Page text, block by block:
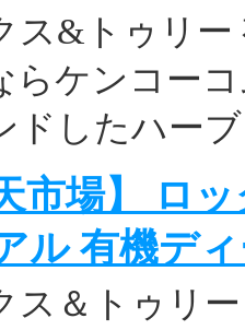
ス&トゥリー
らケンコー
ドしたハー
市場】 ロ
ル 有機デ
ス＆トゥリ